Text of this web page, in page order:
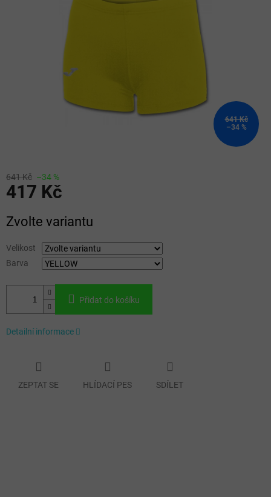
hvězdiček.
641 Kč
–34 %
641 Kč –34 %
417 Kč
cena:
Zvolte variantu
Velikost
Barva
Přidat do košíku
Detailní informace
ZEPTAT SE HLÍDACÍ PES SDÍLET